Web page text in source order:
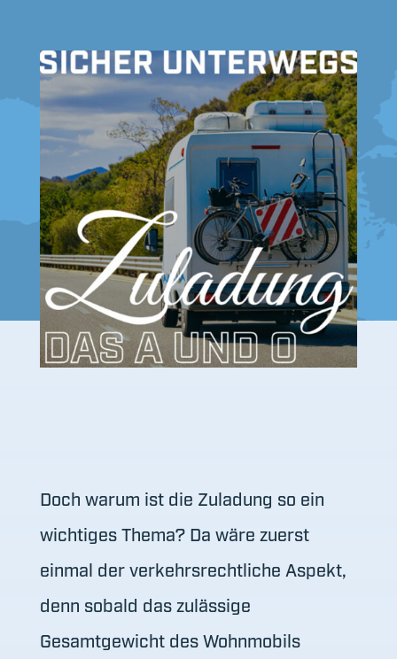
Doch warum ist die Zuladung so ein
wichtiges Thema? Da wäre zuerst
einmal der verkehrsrechtliche Aspekt,
denn sobald das zulässige
Gesamtgewicht des Wohnmobils